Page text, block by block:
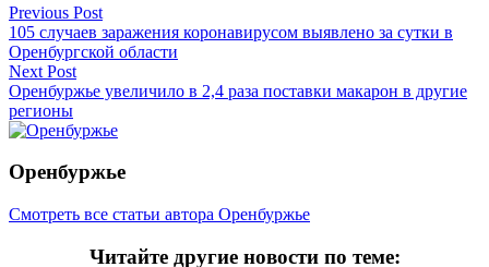
Навигация
по
записям
Previous Post
105 случаев заражения коронавирусом выявлено за сутки в
Оренбургской области
Next Post
Оренбуржье увеличило в 2,4 раза поставки макарон в другие
регионы
Оренбуржье
Смотреть все статьи автора Оренбуржье
Читайте другие новости по теме: